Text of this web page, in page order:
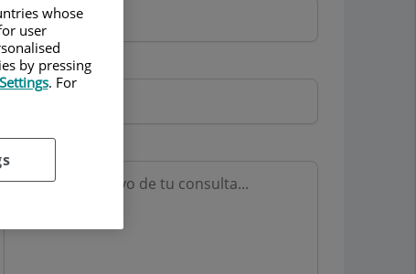
Mutua
Motivo consulta
whose
user
by pressing
Settings. For